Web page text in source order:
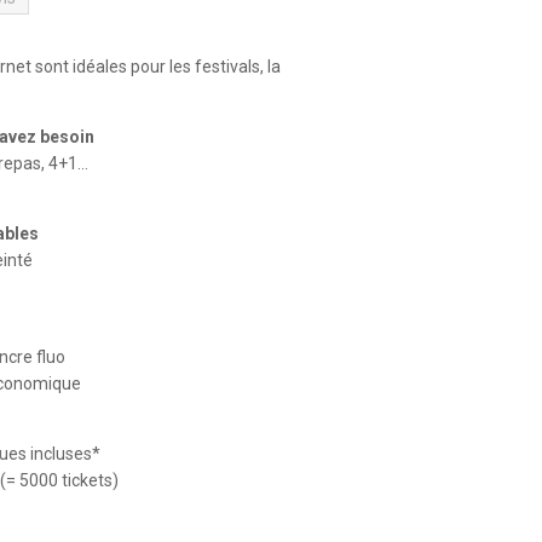
sont idéales pour les festivals, la
besoin
4+1…
fluo
incluses*
5000 tickets)